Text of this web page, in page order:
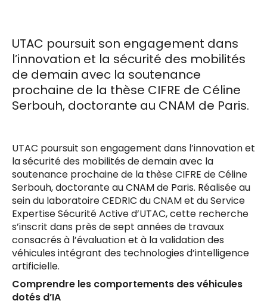
UTAC poursuit son engagement dans
l’innovation et la sécurité des mobilités
de demain avec la soutenance
prochaine de la thèse CIFRE de Céline
Serbouh, doctorante au CNAM de Paris.
UTAC poursuit son engagement dans l’innovation et
la sécurité des mobilités de demain avec la
soutenance prochaine de la thèse CIFRE de Céline
Serbouh, doctorante au CNAM de Paris. Réalisée au
sein du laboratoire CEDRIC du CNAM et du Service
Expertise Sécurité Active d’UTAC, cette recherche
s’inscrit dans près de sept années de travaux
consacrés à l’évaluation et à la validation des
véhicules intégrant des technologies d’intelligence
artificielle.
Comprendre les comportements des véhicules
dotés d’IA